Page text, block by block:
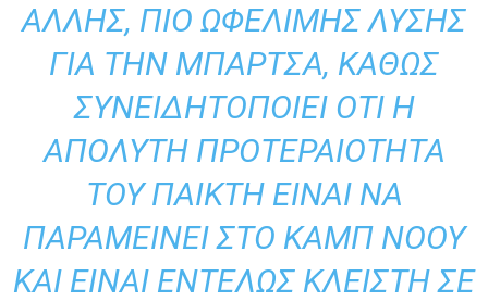
ΆΛΛΗΣ, ΠΙΟ ΩΦΈΛΙΜΗΣ ΛΎΣΗΣ
ΓΙΑ ΤΗΝ ΜΠΆΡΤΣΑ, ΚΑΘΏΣ
ΣΥΝΕΙΔΗΤΟΠΟΙΕΊ ΌΤΙ Η
ΑΠΌΛΥΤΗ ΠΡΟΤΕΡΑΙΌΤΗΤΑ
ΤΟΥ ΠΑΊΚΤΗ ΕΊΝΑΙ ΝΑ
ΠΑΡΑΜΕΊΝΕΙ ΣΤΟ ΚΑΜΠ ΝΌΟΥ
ΚΑΙ ΕΊΝΑΙ ΕΝΤΕΛΏΣ ΚΛΕΙΣΤΉ ΣΕ